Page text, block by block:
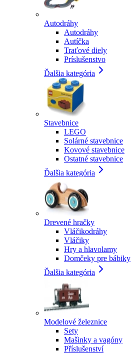
Autodráhy
Autodráhy
Autíčka
Traťové diely
Príslušenstvo
Ďalšia kategória
Stavebnice
LEGO
Solárné stavebnice
Kovové stavebnice
Ostatné stavebnice
Ďalšia kategória
Drevené hračky
Vláčikodráhy
Vláčiky
Hry a hlavolamy
Domčeky pre bábiky
Ďalšia kategória
Modelové železnice
Sety
Mašinky a vagóny
Příslušenství